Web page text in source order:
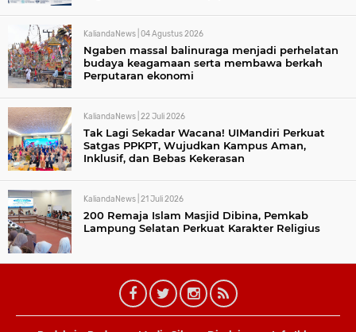
KaliandaNews | 04 Agustus 2026
Ngaben massal balinuraga menjadi perhelatan
budaya keagamaan serta membawa berkah
Perputaran ekonomi
KaliandaNews | 22 Juli 2026
Tak Lagi Sekadar Wacana! UIMandiri Perkuat
Satgas PPKPT, Wujudkan Kampus Aman,
Inklusif, dan Bebas Kekerasan
KaliandaNews | 21 Juli 2026
200 Remaja Islam Masjid Dibina, Pemkab
Lampung Selatan Perkuat Karakter Religius